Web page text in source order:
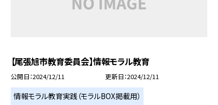
【尾張旭市教育委員会】情報モラル教育
公開日 2024/12/11 更新日 2024/12/11
情報モラル教育実践（モラルBOX掲載用）